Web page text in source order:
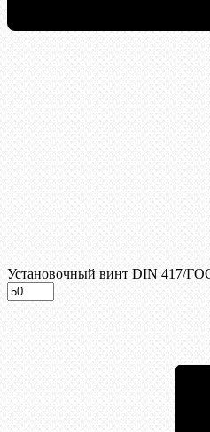
Установочный винт DIN 417/